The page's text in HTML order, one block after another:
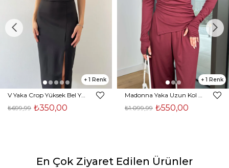
1
₺350,00
₺699,99
1
₺550,00
₺1.099,99
En Çok Ziyaret Edilen Ürünler